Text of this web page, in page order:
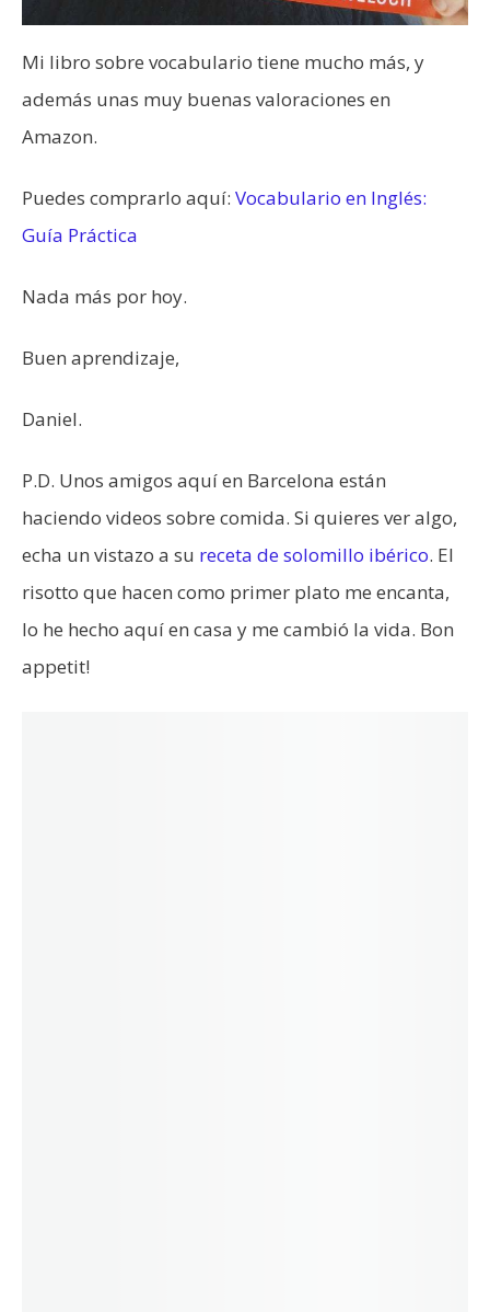
Mi libro sobre vocabulario tiene mucho más, y
además unas muy buenas valoraciones en
Amazon.
Puedes comprarlo aquí: Vocabulario en Inglés:
Guía Práctica
Nada más por hoy.
Buen aprendizaje,
Daniel.
P.D. Unos amigos aquí en Barcelona están
haciendo videos sobre comida. Si quieres ver algo,
echa un vistazo a su receta de solomillo ibérico. El
risotto que hacen como primer plato me encanta,
lo he hecho aquí en casa y me cambió la vida. Bon
appetit!